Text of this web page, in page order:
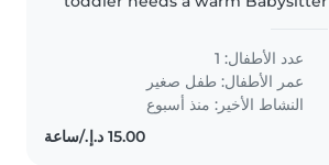
and speaks Arabic. Reliable care
in the comfort of our home—let's
connect!
عدد الأطفال: 1
عمر الأطفال: طفل صغير
النشاط الأخير: منذ أسبوع